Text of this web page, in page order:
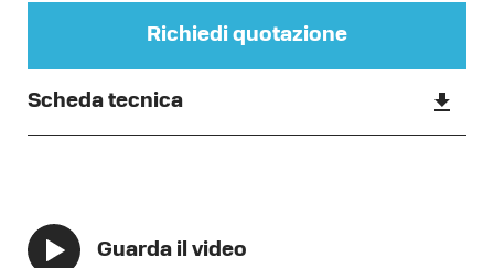
Richiedi quotazione
Scheda tecnica
Guarda il video